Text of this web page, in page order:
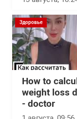
Здоровье
How to
weight loss
- doctor